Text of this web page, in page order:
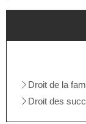
Droit de la
Droit des